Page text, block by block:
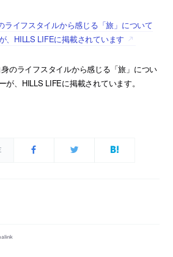
ライフスタイルから感じる「旅」について
、HILLS LIFEに掲載されています
のライフスタイルから感じる「旅」につい
が、HILLS LIFEに掲載されています。